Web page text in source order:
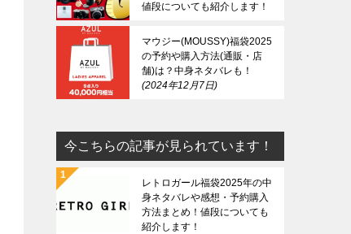
値段についても紹介します！
マウジー(MOUSSY)福袋2025
の予約や購入方法(通販・店
舗)は？中身ネタバレも！
2024年12月7日
今こちらの記事が見られています！
レトロガール福袋2025年の中
身ネタバレや感想・予約購入
方法まとめ！値段についても
紹介します！